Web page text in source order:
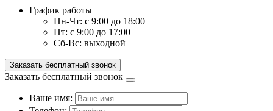
График работы
Пн-Чт: с 9:00 до 18:00
Пт: с 9:00 до 17:00
Сб-Вс: выходной
Заказать бесплатный звонок
Заказать бесплатный звонок
Ваше имя: